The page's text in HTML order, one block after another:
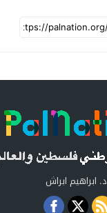
د. ابراهيم ابراش